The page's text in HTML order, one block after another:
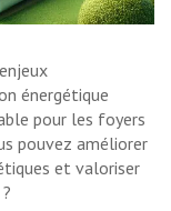
énergétique
pour les foyers
pouvez améliorer
et valoriser